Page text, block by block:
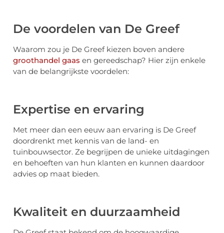
De voordelen van De Greef
Waarom zou je De Greef kiezen boven andere
groothandel gaas en gereedschap? Hier zijn enkele
van de belangrijkste voordelen:
Expertise en ervaring
Met meer dan een eeuw aan ervaring is De Greef
doordrenkt met kennis van de land- en
tuinbouwsector. Ze begrijpen de unieke uitdagingen
en behoeften van hun klanten en kunnen daardoor
advies op maat bieden.
Kwaliteit en duurzaamheid